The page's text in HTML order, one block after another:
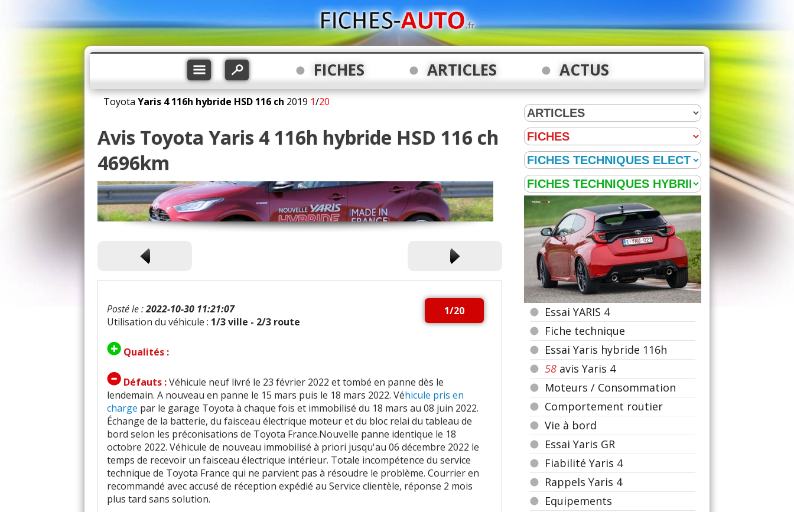
FICHES ARTICLES ACTUS
Toyota Yaris 4 116h hybride HSD 116 ch 2019 1/20
Avis Toyota Yaris 4 116h hybride HSD 116 ch
4696km
1/20
Posté le :2022-10-30 11:21:07
Utilisation du véhicule : 1/3 ville - 2/3 route
Qualités :
Défauts :Véhicule neuf livré le 23 février 2022 et tombé en panne dès le
lendemain. A nouveau en panne le 15 mars puis le 18 mars 2022. Véhicule pris en
charge par le garage Toyota à chaque fois et immobilisé du 18 mars au 08 juin 2022.
Échange de la batterie, du faisceau électrique moteur et du bloc relai du tableau de
bord selon les préconisations de Toyota France.Nouvelle panne identique le 18
octobre 2022. Véhicule de nouveau immobilisé à priori jusqu'au 06 décembre 2022 le
temps de recevoir un faisceau électrique intérieur. Totale incompétence du service
technique de Toyota France qui ne parvient pas à résoudre le problème. Courrier en
recommandé avec accusé de réception expédié au Service clientèle, réponse 2 mois
plus tard sans solution.
Essai YARIS 4
Fiche technique
Essai Yaris hybride 116h
58 avis Yaris 4
Moteurs / Consommation
Comportement routier
Vie à bord
Essai Yaris GR
Fiabilité Yaris 4
Rappels Yaris 4
Equipements